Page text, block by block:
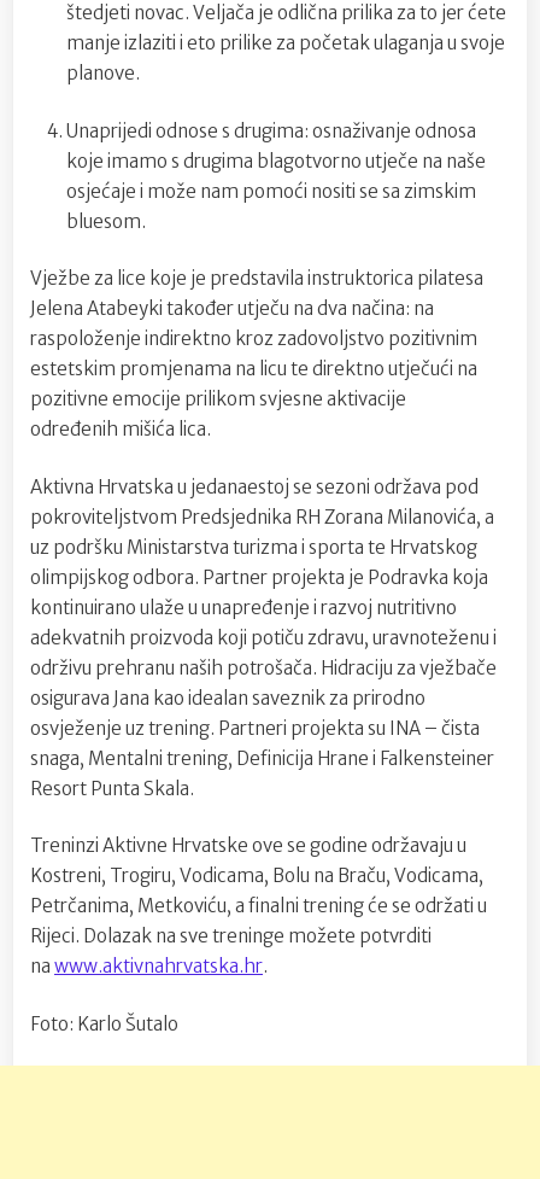
štedjeti novac. Veljača je odlična prilika za to jer ćete
manje izlaziti i eto prilike za početak ulaganja u svoje
planove.
Unaprijedi odnose s drugima: osnaživanje odnosa
koje imamo s drugima blagotvorno utječe na naše
osjećaje i može nam pomoći nositi se sa zimskim
bluesom.
Vježbe za lice koje je predstavila instruktorica pilatesa
Jelena Atabeyki također utječu na dva načina: na
raspoloženje indirektno kroz zadovoljstvo pozitivnim
estetskim promjenama na licu te direktno utječući na
pozitivne emocije prilikom svjesne aktivacije
određenih mišića lica.
Aktivna Hrvatska u jedanaestoj se sezoni održava pod
pokroviteljstvom Predsjednika RH Zorana Milanovića, a
uz podršku Ministarstva turizma i sporta te Hrvatskog
olimpijskog odbora. Partner projekta je Podravka koja
kontinuirano ulaže u unapređenje i razvoj nutritivno
adekvatnih proizvoda koji potiču zdravu, uravnoteženu i
održivu prehranu naših potrošača. Hidraciju za vježbače
osigurava Jana kao idealan saveznik za prirodno
osvježenje uz trening. Partneri projekta su INA – čista
snaga, Mentalni trening, Definicija Hrane i Falkensteiner
Resort Punta Skala.
Treninzi Aktivne Hrvatske ove se godine održavaju u
Kostreni, Trogiru, Vodicama, Bolu na Braču, Vodicama,
Petrčanima, Metkoviću, a finalni trening će se održati u
Rijeci. Dolazak na sve treninge možete potvrditi
na www.aktivnahrvatska.hr.
Foto: Karlo Šutalo